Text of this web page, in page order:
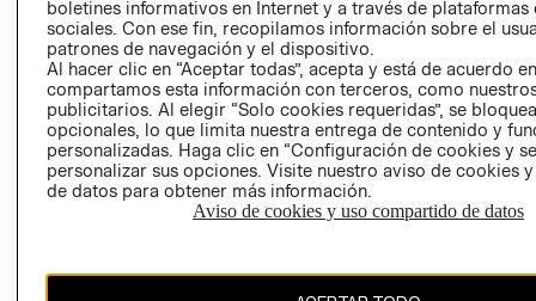
PRIVACIDAD
GIFT CARD
AVISO DE
COOKIES
boletines informativos en Internet y a través de plataformas
sociales. Con ese fin, recopilamos información sobre el
patrones de navegación y el dispositivo.
Al hacer clic en “Aceptar todas”, acepta y está de acuerdo
compartamos esta información con terceros, como
publicitarios. Al elegir “Solo cookies requeridas”, se
opcionales, lo que limita nuestra entrega de contenido y
personalizadas. Haga clic en “Configuración de cookies y
personalizar sus opciones. Visite nuestro aviso de cookies
de datos para obtener más información.
Aviso de cookies y uso compartido de datos